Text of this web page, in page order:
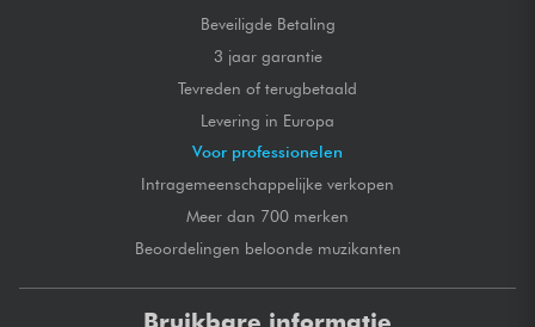
Beveiligde Betaling
3 jaar garantie
Tevreden of terugbetaald
Levering in Europa
Voor professionelen
Intragemeenschappelijke verkopen
Meer dan 700 merken
Beoordelingen beloonde muzikanten
Bruikbare informatie